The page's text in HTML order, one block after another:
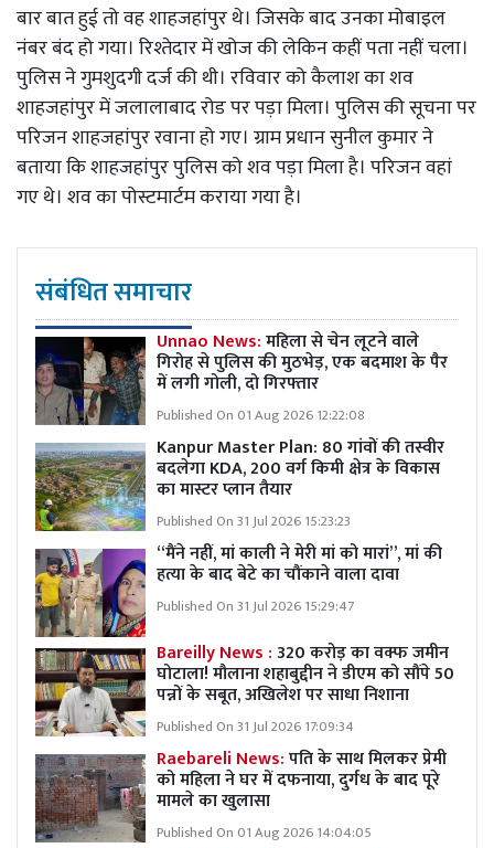
बार बात हुई तो वह शाहजहांपुर थे। जिसके बाद उनका मोबाइल
नंबर बंद हो गया। रिश्तेदार में खोज की लेकिन कहीं पता नहीं चला।
पुलिस ने गुमशुदगी दर्ज की थी। रविवार को कैलाश का शव
शाहजहांपुर में जलालाबाद रोड पर पड़ा मिला। पुलिस की सूचना पर
परिजन शाहजहांपुर रवाना हो गए। ग्राम प्रधान सुनील कुमार ने
बताया कि शाहजहांपुर पुलिस को शव पड़ा मिला है। परिजन वहां
गए थे। शव का पोस्टमार्टम कराया गया है।
संबंधित समाचार
Unnao News:महिला से चेन लूटने वाले
गिरोह से पुलिस की मुठभेड़, एक बदमाश के पैर
में लगी गोली, दो गिरफ्तार
Published On 01 Aug 2026 12:22:08
Kanpur Master Plan: 80 गांवों की तस्वीर
बदलेगा KDA, 200 वर्ग किमी क्षेत्र के विकास
का मास्टर प्लान तैयार
Published On 31 Jul 2026 15:23:23
“मैंने नहीं, मां काली ने मेरी मां को मारां”, मां की
हत्या के बाद बेटे का चौंकाने वाला दावा
Published On 31 Jul 2026 15:29:47
Bareilly News :320 करोड़ का वक्फ जमीन
घोटाला! मौलाना शहाबुद्दीन ने डीएम को सौंपे 50
पन्नों के सबूत, अखिलेश पर साधा निशाना
Published On 31 Jul 2026 17:09:34
Raebareli News:पति के साथ मिलकर प्रेमी
को महिला ने घर में दफनाया, दुर्गध के बाद पूरे
मामले का खुलासा
Published On 01 Aug 2026 14:04:05